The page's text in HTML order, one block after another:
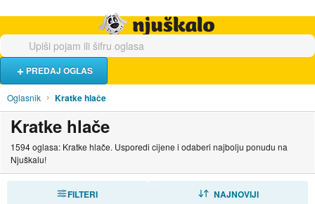
PREDAJ OGLAS
Oglasnik Kratke hlače
Kratke hlače
1594 oglasa: Kratke hlače. Usporedi cijene i odaberi najbolju ponudu na
Njuškalu!
FILTERI NAJNOVIJI